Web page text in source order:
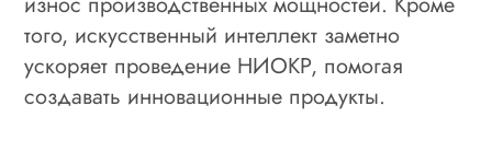
того, искусственный интеллект заметно
ускоряет проведение НИОКР, помогая
создавать инновационные продукты.